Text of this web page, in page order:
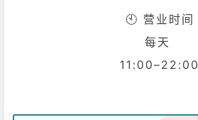
🕙 营业时间
每天
11:00–22:00